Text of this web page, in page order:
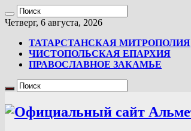
Четверг, 6 августа, 2026
ТАТАРСТАНСКАЯ МИТРОПОЛИЯ
ЧИСТОПОЛЬСКАЯ ЕПАРХИЯ
ПРАВОСЛАВНОЕ ЗАКАМЬЕ